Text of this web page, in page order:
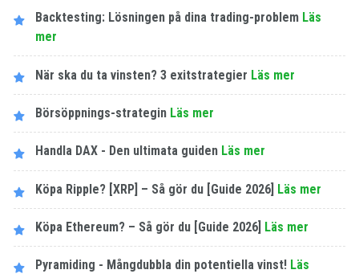
Backtesting: Lösningen på dina trading-problem Läs
mer
När ska du ta vinsten? 3 exitstrategier Läs mer
Börsöppnings-strategin Läs mer
Handla DAX - Den ultimata guiden Läs mer
Köpa Ripple? [XRP] – Så gör du [Guide 2026] Läs mer
Köpa Ethereum? – Så gör du [Guide 2026] Läs mer
Pyramiding - Mångdubbla din potentiella vinst! Läs